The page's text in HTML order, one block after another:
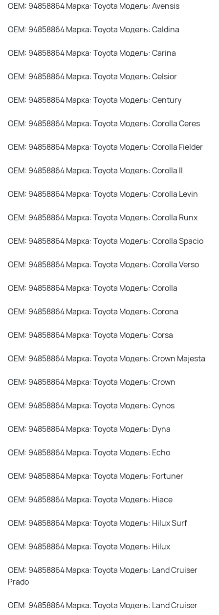
OEM: 94858864 Марка: Toyota Модель: Avensis
OEM: 94858864 Марка: Toyota Модель: Caldina
OEM: 94858864 Марка: Toyota Модель: Carina
OEM: 94858864 Марка: Toyota Модель: Celsior
OEM: 94858864 Марка: Toyota Модель: Century
OEM: 94858864 Марка: Toyota Модель: Corolla Ceres
OEM: 94858864 Марка: Toyota Модель: Corolla Fielder
OEM: 94858864 Марка: Toyota Модель: Corolla II
OEM: 94858864 Марка: Toyota Модель: Corolla Levin
OEM: 94858864 Марка: Toyota Модель: Corolla Runx
OEM: 94858864 Марка: Toyota Модель: Corolla Spacio
OEM: 94858864 Марка: Toyota Модель: Corolla Verso
OEM: 94858864 Марка: Toyota Модель: Corolla
OEM: 94858864 Марка: Toyota Модель: Corona
OEM: 94858864 Марка: Toyota Модель: Corsa
OEM: 94858864 Марка: Toyota Модель: Crown Majesta
OEM: 94858864 Марка: Toyota Модель: Crown
OEM: 94858864 Марка: Toyota Модель: Cynos
OEM: 94858864 Марка: Toyota Модель: Dyna
OEM: 94858864 Марка: Toyota Модель: Echo
OEM: 94858864 Марка: Toyota Модель: Fortuner
OEM: 94858864 Марка: Toyota Модель: Hiace
OEM: 94858864 Марка: Toyota Модель: Hilux Surf
OEM: 94858864 Марка: Toyota Модель: Hilux
OEM: 94858864 Марка: Toyota Модель: Land Cruiser
Prado
OEM: 94858864 Марка: Toyota Модель: Land Cruiser